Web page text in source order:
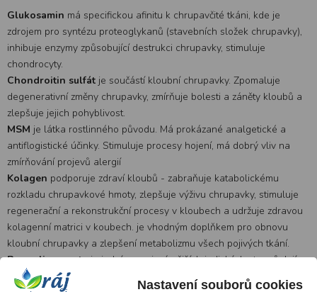
Glukosamin má specifickou afinitu k chrupavčité tkáni, kde je
zdrojem pro syntézu proteoglykanů (stavebních složek chrupavky),
inhibuje enzymy způsobující destrukci chrupavky, stimuluje
chondrocyty.
Chondroitin sulfát je součástí kloubní chrupavky. Zpomaluje
degenerativní změny chrupavky, zmírňuje bolesti a záněty kloubů a
zlepšuje jejich pohyblivost.
MSM je látka rostlinného původu. Má prokázané analgetické a
antiflogistické účinky. Stimuluje procesy hojení, má dobrý vliv na
zmírňování projevů alergií
Kolagen podporuje zdraví kloubů - zabraňuje katabolickému
rozkladu chrupavkové hmoty, zlepšuje výživu chrupavky, stimuluje
regenerační a rekonstrukční procesy v kloubech a udržuje zdravou
kolagenní matrici v koubech. je vhodným doplňkem pro obnovu
kloubní chrupavky a zlepšení metabolizmu všech pojivých tkání.
Boswelia serrataje jedním z nejznámějších indických stromů. Její
extrakt působí protizánětlivě, uvolňuje ranní ztuhlost kloubů,
Nastavení souborů cookies